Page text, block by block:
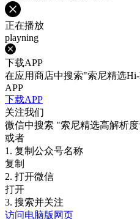
正在播放
playning
下载APP
在应用商店中搜索"索尼精选
APP
下载APP
关注我们
微信中搜索 "索尼精选高解析
或者
1. 复制公众号名称
复制
2. 打开微信
打开
3. 搜索并关注
访问电脑版网页